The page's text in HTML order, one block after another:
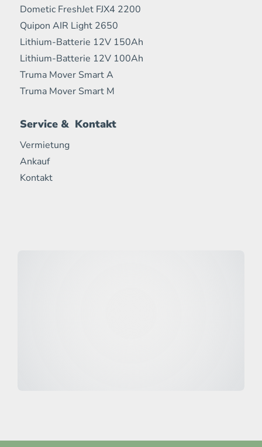
Dometic FreshJet FJX4 2200
Quipon AIR Light 2650
Lithium-Batterie 12V 150Ah
Lithium-Batterie 12V 100Ah
Truma Mover Smart A
Truma Mover Smart M
Service & Kontakt
Vermietung
Ankauf
Kontakt